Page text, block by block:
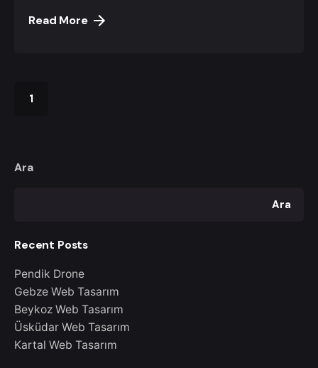
Ara
Ara
Recent Posts
Pendik Drone
Gebze Web Tasarım
Beykoz Web Tasarım
Üsküdar Web Tasarım
Kartal Web Tasarım
Read More
1